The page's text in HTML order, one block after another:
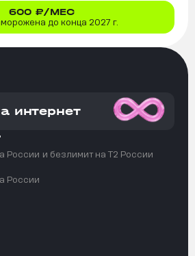
600 ₽/МЕС
до конца 2027 г.
интернет
России и безлимит на T2 России
России